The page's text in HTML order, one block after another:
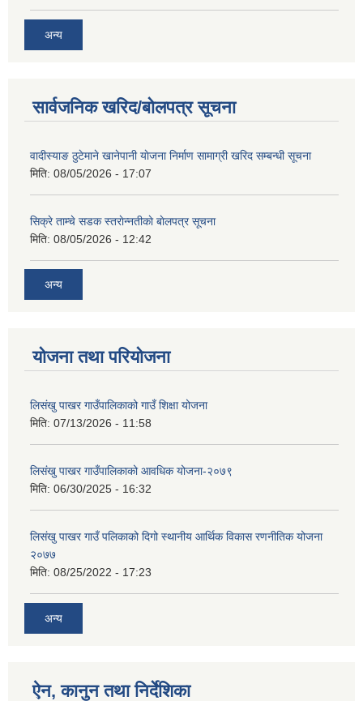
अन्य
सार्वजनिक खरिद/बोलपत्र सूचना
वादीस्याङ ठुटेमाने खानेपानी याेजना निर्माण सामाग्री खरिद सम्बन्धी सूचना
मिति: 08/05/2026 - 17:07
सिक्रे ताम्चे सडक स्तराेन्नतीकाे बाेलपत्र सूचना
मिति: 08/05/2026 - 12:42
अन्य
योजना तथा परियोजना
लिसंखु पाखर गाउँपालिकाको गाउँ शिक्षा योजना
मिति: 07/13/2026 - 11:58
लिसंखु पाखर गाउँपालिकाको आवधिक योजना-२०७९
मिति: 06/30/2025 - 16:32
लिसंखु पाखर गाउँ पलिकाको दिगो स्थानीय आर्थिक विकास रणनीतिक योजना
२०७७
मिति: 08/25/2022 - 17:23
अन्य
ऐन, कानुन तथा निर्देशिका